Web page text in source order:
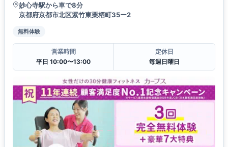
妙心寺駅から車で8分
京都府京都市北区紫竹東栗栖町35ー2
無料体験
営業時間
平日 10:00〜13:00
定休日
毎週日曜日